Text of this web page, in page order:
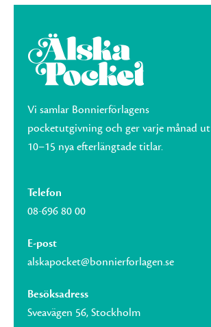
Vi samlar Bonnierförlagens
pocketutgivning och ger varje månad ut
10–15 nya efterlängtade titlar.
Telefon
08-696 80 00
E-post
alskapocket@bonnierforlagen.se
Besöksadress
Sveavägen 56, Stockholm